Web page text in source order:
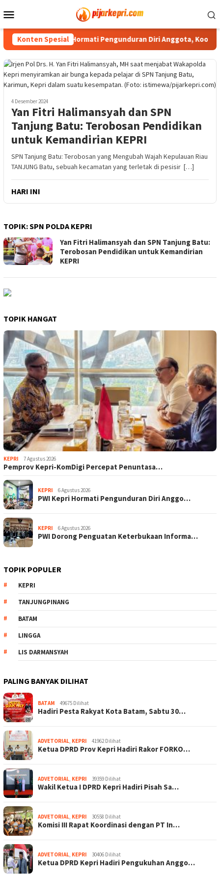
ke
Mobile
Konten Spesial
PWI Kepri Hormati Pengunduran Diri Anggota, Koordinasi
4 Desember 2024
Yan Fitri Halimansyah dan SPN
Tanjung Batu: Terobosan Pendidikan
untuk Kemandirian KEPRI
SPN Tanjung Batu: Terobosan yang Mengubah Wajah Kepulauan Riau
TANJUNG Batu, sebuah kecamatan yang terletak di pesisir […]
HARI INI
TOPIK:SPN POLDA KEPRI
Yan Fitri Halimansyah dan SPN Tanjung Batu:
Terobosan Pendidikan untuk Kemandirian
KEPRI
TOPIK HANGAT
KEPRI 7 Agustus 2026
Pemprov Kepri-KomDigi Percepat Penuntasa…
KEPRI 6 Agustus 2026
PWI Kepri Hormati Pengunduran Diri Anggo…
KEPRI 6 Agustus 2026
PWI Dorong Penguatan Keterbukaan Informa…
TOPIK POPULER
KEPRI
TANJUNGPINANG
BATAM
LINGGA
LIS DARMANSYAH
PALING BANYAK DILIHAT
BATAM 49675 Dilihat
Hadiri Pesta Rakyat Kota Batam, Sabtu 30…
ADVETORIAL, KEPRI 41962 Dilihat
Ketua DPRD Prov Kepri Hadiri Rakor FORKO…
ADVETORIAL, KEPRI 39359 Dilihat
Wakil Ketua I DPRD Kepri Hadiri Pisah Sa…
ADVETORIAL, KEPRI 30558 Dilihat
Komisi III Rapat Koordinasi dengan PT In…
ADVETORIAL, KEPRI 30406 Dilihat
Ketua DPRD Kepri Hadiri Pengukuhan Anggo…